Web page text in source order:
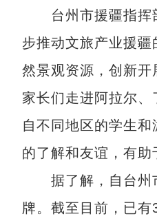
台州市援疆指挥部
步推动文旅产业援
然景观资源，创新开
家长们走进阿拉尔
自不同地区的学生
的了解和友谊，有助
据了解，自台州市
牌。截至目前，已